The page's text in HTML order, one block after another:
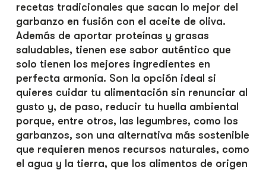
recetas tradicionales que sacan lo mejor del
garbanzo en fusión con el aceite de oliva.
Además de aportar proteínas y grasas
saludables, tienen ese sabor auténtico que
solo tienen los mejores ingredientes en
perfecta armonía. Son la opción ideal si
quieres cuidar tu alimentación sin renunciar al
gusto y, de paso, reducir tu huella ambiental
porque, entre otros, las legumbres, como los
garbanzos, son una alternativa más sostenible
que requieren menos recursos naturales, como
el agua y la tierra, que los alimentos de origen